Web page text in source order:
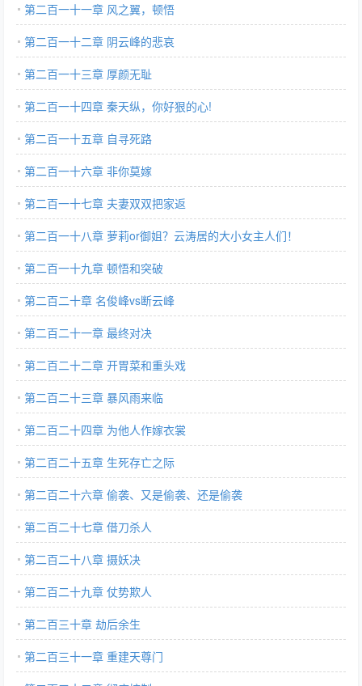
第二百一十一章 风之翼，顿悟
第二百一十二章 阴云峰的悲哀
第二百一十三章 厚颜无耻
第二百一十四章 秦天纵，你好狠的心!
第二百一十五章 自寻死路
第二百一十六章 非你莫嫁
第二百一十七章 夫妻双双把家返
第二百一十八章 萝莉or御姐？云涛居的大小女主人们！
第二百一十九章 顿悟和突破
第二百二十章 名俊峰vs断云峰
第二百二十一章 最终对决
第二百二十二章 开胃菜和重头戏
第二百二十三章 暴风雨来临
第二百二十四章 为他人作嫁衣裳
第二百二十五章 生死存亡之际
第二百二十六章 偷袭、又是偷袭、还是偷袭
第二百二十七章 借刀杀人
第二百二十八章 摄妖决
第二百二十九章 仗势欺人
第二百三十章 劫后余生
第二百三十一章 重建天尊门